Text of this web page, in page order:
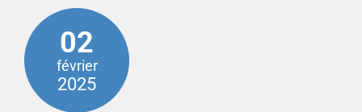
02
février
2025